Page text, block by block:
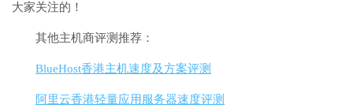
大家关注的！
其他主机商评测推荐：
BlueHost香港主机速度及方案评测
阿里云香港轻量应用服务器速度评测